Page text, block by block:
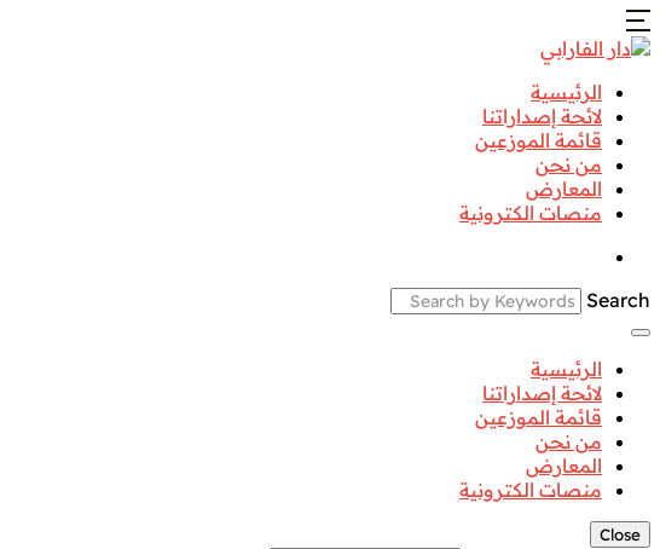
الرئيسية
لائحة إصداراتنا
قائمة الموزعين
من نحن
المعارض
منصات الكترونية
Search
الرئيسية
لائحة إصداراتنا
قائمة الموزعين
من نحن
المعارض
منصات الكترونية
Close